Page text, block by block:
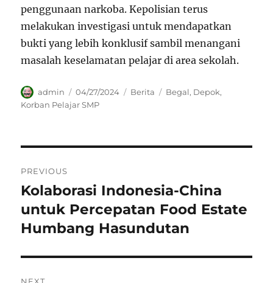
penggunaan narkoba. Kepolisian terus
melakukan investigasi untuk mendapatkan
bukti yang lebih konklusif sambil menangani
masalah keselamatan pelajar di area sekolah.
Author
admin
Posted
on
04/27/2024 Categories
Berita Tags
Begal, Depok,
Korban Pelajar SMP
pos
PREVIOUS
Previous
post:
Kolaborasi Indonesia-China
untuk Percepatan Food Estate
Humbang Hasundutan